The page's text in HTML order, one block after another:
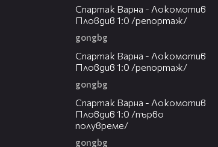
Спартак Варна - Локомотив
Пловдив 1:0 /репортаж/
gongbg
Спартак Варна - Локомотив
Пловдив 1:0 /репортаж/
gongbg
Спартак Варна - Локомотив
Пловдив 1:0 /първо
полувреме/
gongbg